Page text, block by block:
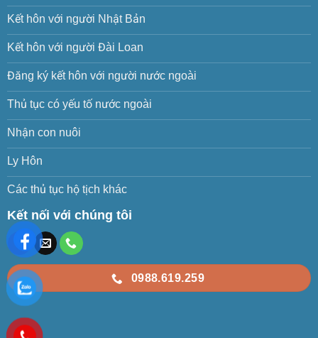
Kết hôn với người Nhật Bản
Kết hôn với người Đài Loan
Đăng ký kết hôn với người nước ngoài
Thủ tục có yếu tố nước ngoài
Nhận con nuôi
Ly Hôn
Các thủ tục hộ tịch khác
Kết nối với chúng tôi
0988.619.259